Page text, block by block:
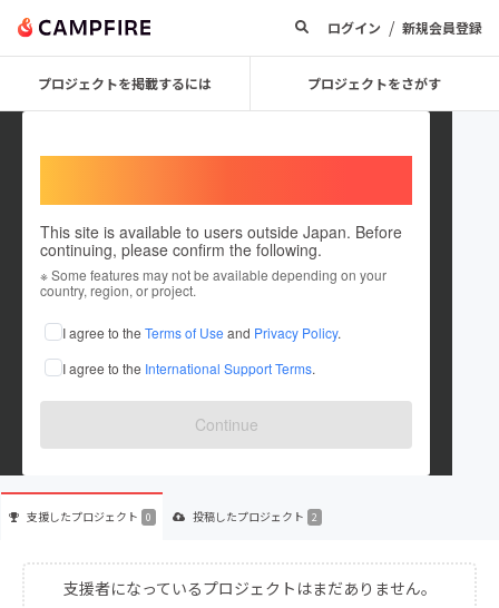
ログイン / 新規会員登録
プロジェクトを掲載するには プロジェクトをさがす
This site is available to users outside Japan. Before
continuing, please confirm the following.
※ Some features may not be available depending on your
country, region, or project.
I agree to the Terms of Use and Privacy Policy.
I agree to the International Support Terms.
Continue
EMERADA
これまでに2件のプロジェクトを投稿しています
在住国：日本 現在地：東京都
出身国：日本 出身地：未設定
支援したプロジェクト 0 投稿したプロジェクト 2
支援者になっているプロジェクトはまだありません。